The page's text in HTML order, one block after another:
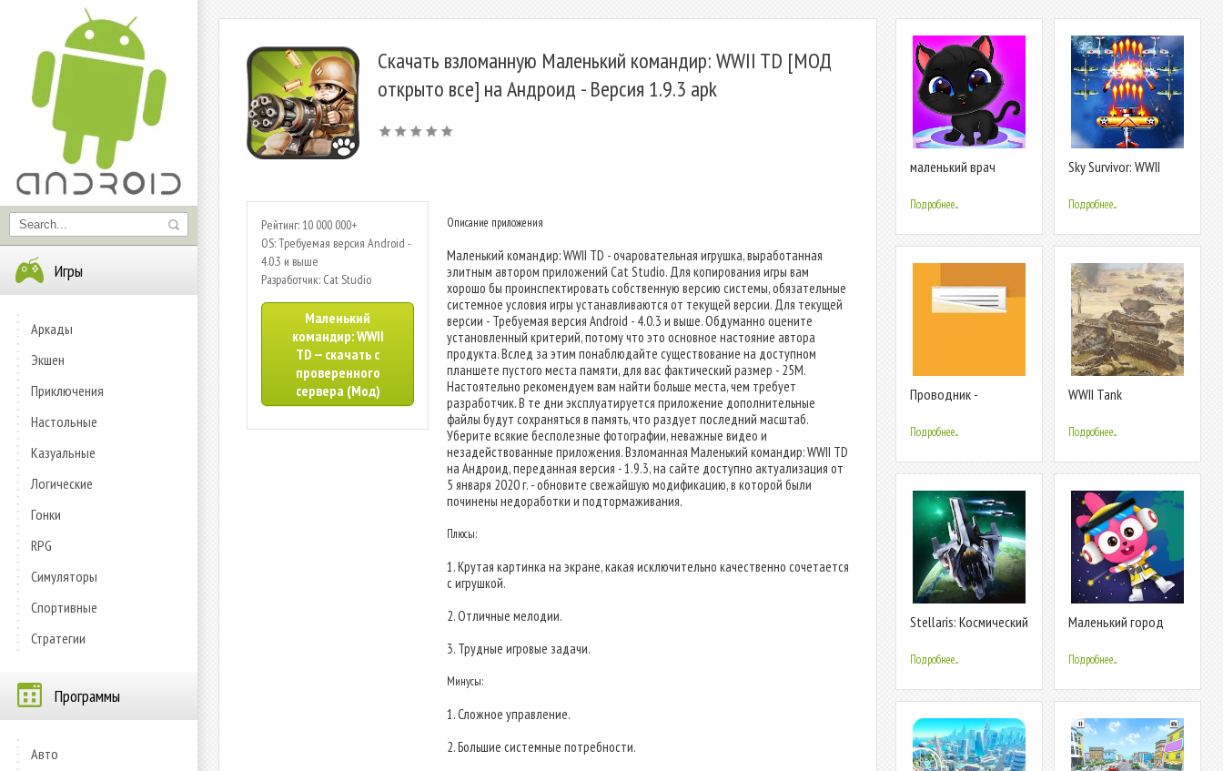
Игры
Аркады
Экшен
Приключения
Настольные
Казуальные
Логические
Гонки
RPG
Симуляторы
Спортивные
Стратегии
Программы
Авто
Скачать взломанную Маленький командир: WWII TD [МОД
открыто все] на Андроид - Версия 1.9.3 apk
Рейтинг: 10 000 000+
OS: Требуемая версия Android -
4.0.3 и выше
Разработчик: Cat Studio
Маленький
командир: WWII
TD — скачать с
проверенного
сервера (Мод)
Описание приложения
Маленький командир: WWII TD - очаровательная игрушка, выработанная
элитным автором приложений Cat Studio. Для копирования игры вам
хорошо бы проинспектировать собственную версию системы, обязательные
системное условия игры устанавливаются от текущей версии. Для текущей
версии - Требуемая версия Android - 4.0.3 и выше. Обдуманно оцените
установленный критерий, потому что это основное настояние автора
продукта. Вслед за этим понаблюдайте существование на доступном
планшете пустого места памяти, для вас фактический размер - 25M.
Настоятельно рекомендуем вам найти больше места, чем требует
разработчик. В те дни эксплуатируется приложение дополнительные
файлы будут сохраняться в память, что раздует последний масштаб.
Уберите всякие бесполезные фотографии, неважные видео и
незадействованные приложения. Взломанная Маленький командир: WWII TD
на Андроид, переданная версия - 1.9.3, на сайте доступно актуализация от
5 января 2020 г. - обновите свежайшую модификацию, в которой были
починены недоработки и подтормаживания.
Плюсы:
1. Крутая картинка на экране, какая исключительно качественно сочетается
с игрушкой.
2. Отличные мелодии.
3. Трудные игровые задачи.
Минусы:
1. Сложное управление.
2. Большие системные потребности.
маленький врач
Подробнее...
Sky Survivor: WWII
Подробнее...
Проводник -
(очень маленький)
Подробнее...
WWII Tank
Подробнее...
Stellaris: Космический
Sci-Fi
Подробнее...
Маленький город
корабль
Подробнее...